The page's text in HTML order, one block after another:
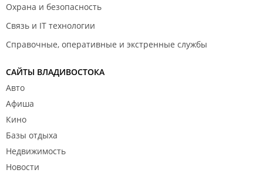
Охрана и безопасность
Связь и IT технологии
Справочные, оперативные и экстренные службы
САЙТЫ ВЛАДИВОСТОКА
Авто
Афиша
Кино
Базы отдыха
Недвижимость
Новости